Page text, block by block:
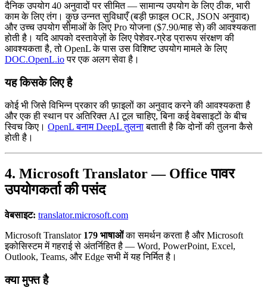
दैनिक उपयोग 40 अनुवादों पर सीमित — सामान्य उपयोग के लिए ठीक, भारी
काम के लिए तंग। कुछ उन्नत सुविधाएँ (बड़ी फ़ाइल OCR, JSON अनुवाद)
और उच्च उपयोग सीमाओं के लिए Pro योजना ($7.90/माह से) की आवश्यकता
होती है। यदि आपको दस्तावेज़ों के लिए पेशेवर-ग्रेड प्रारूप संरक्षण की
आवश्यकता है, तो OpenL के पास उस विशिष्ट उपयोग मामले के लिए
DOC.OpenL.ioपर एक अलग सेवा है।
यह किसके लिए है
कोई भी जिसे विभिन्न प्रकार की फ़ाइलों का अनुवाद करने की आवश्यकता है
और एक ही स्थान पर अतिरिक्त AI टूल चाहिए, बिना कई वेबसाइटों के बीच
स्विच किए। OpenL बनाम DeepL तुलनाबताती है कि दोनों की तुलना कैसे
होती है।
4. Microsoft Translator — Office पावर
उपयोगकर्ता की पसंद
वेबसाइट: translator.microsoft.com
Microsoft Translator 179 भाषाओंका समर्थन करता है और Microsoft
इकोसिस्टम में गहराई से अंतर्निहित है — Word, PowerPoint, Excel,
Outlook, Teams, और Edge सभी में यह निर्मित है।
क्या मुफ्त है